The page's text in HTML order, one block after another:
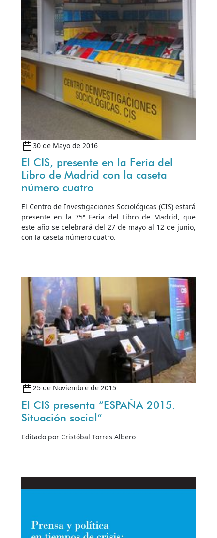
30 de Mayo de 2016
El CIS, presente en la Feria del
Libro de Madrid con la caseta
número cuatro
El Centro de Investigaciones Sociológicas (CIS) estará
presente en la 75ª Feria del Libro de Madrid, que
este año se celebrará del 27 de mayo al 12 de junio,
con la caseta número cuatro.
25 de Noviembre de 2015
El CIS presenta “ESPAÑA 2015.
Situación social“
Editado por Cristóbal Torres Albero